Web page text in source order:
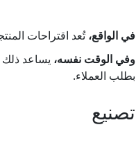
في الواقع،تُعد اقتراحات
وفي الوقت نفسه، يساعد
بطلب العملاء.
تصنيع